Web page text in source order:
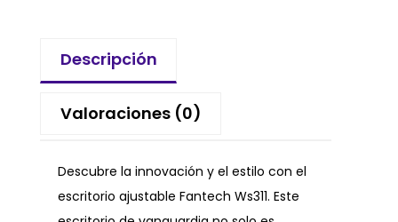
Descripción
Valoraciones (0)
Descubre la innovación y el estilo con el
escritorio ajustable Fantech Ws311. Este